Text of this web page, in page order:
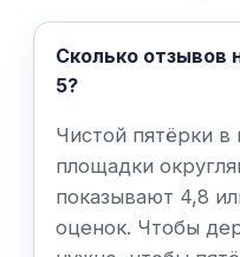
Сколько отзывов
5?
Чистой пятёрки в
площадки
показывают 4,8
оценок. Чтобы